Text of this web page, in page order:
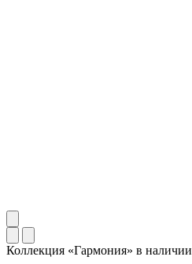
Коллекция «Гармония» в наличии